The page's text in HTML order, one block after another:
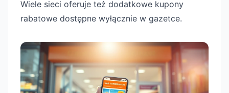
Wiele sieci oferuje też dodatkowe kupony
rabatowe dostępne wyłącznie w gazetce.